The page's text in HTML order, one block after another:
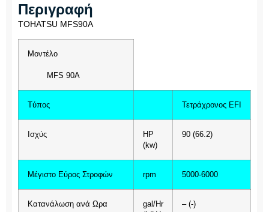
Περιγραφή
TOHATSU MFS90A
Μοντέλο
MFS 90A
Tύπος Τετράχρονος EFI
Ισχύς
HP
(kw)
90 (66.2)
Μέγιστο Εύρος Στροφών rpm 5000-6000
Κατανάλωση ανά Ωρα
gal/Hr
– (-)